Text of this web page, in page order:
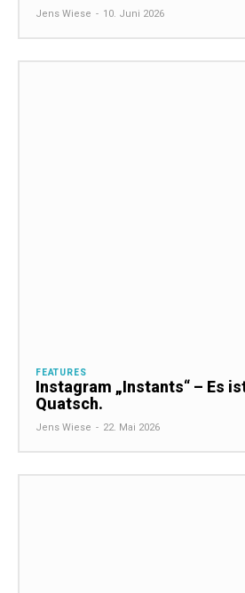
Jens Wiese - 10. Juni 2026
FEATURES
Instagram „Instants“ – Es
Quatsch.
Jens Wiese - 22. Mai 2026